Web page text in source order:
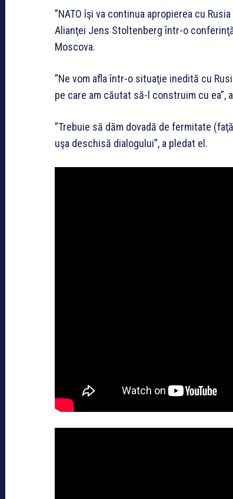
”NATO îşi va continua apropierea cu
Alianţei Jens Stoltenberg într-o
Moscova.
”Ne vom afla într-o situaţie inedită cu
pe care am căutat să-l construim cu ea”,
”Trebuie să dăm dovadă de fermitate
uşa deschisă dialogului”, a pledat el.